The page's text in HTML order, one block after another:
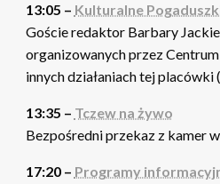
13:05 – Kulturalne
Goście redaktor Barbary
organizowanych przez
innych działaniach tej
13:35 – Tczew na żywo
Bezpośredni przekaz z kamer
17:20 – Programy